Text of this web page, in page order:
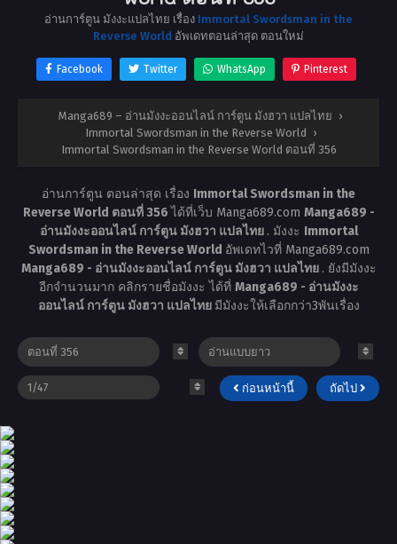
อ่านการ์ตูน มังงะแปลไทย เรื่อง Immortal Swordsman in the
Reverse World อัพเดทตอนล่าสุด ตอนใหม่
Facebook Twitter WhatsApp Pinterest
Manga689 – อ่านมังงะออนไลน์ การ์ตูน มังฮวา แปลไทย ›
Immortal Swordsman in the Reverse World ›
Immortal Swordsman in the Reverse World ตอนที่ 356
อ่านการ์ตูน ตอนล่าสุด เรื่อง Immortal Swordsman in the
Reverse World ตอนที่ 356ได้ที่เว็บ Manga689.com Manga689 -
อ่านมังงะออนไลน์ การ์ตูน มังฮวา แปลไทย . มังงะ Immortal
Swordsman in the Reverse World อัพเดทไวที่ Manga689.com
Manga689 - อ่านมังงะออนไลน์ การ์ตูน มังฮวา แปลไทย . ยังมีมังงะ
อีกจำนวนมาก คลิกรายชื่อมังงะ ได้ที่ Manga689 - อ่านมังงะ
ออนไลน์ การ์ตูน มังฮวา แปลไทย มีมังงะให้เลือกกว่า3พันเรื่อง
ก่อนหน้านี้ ถัดไป